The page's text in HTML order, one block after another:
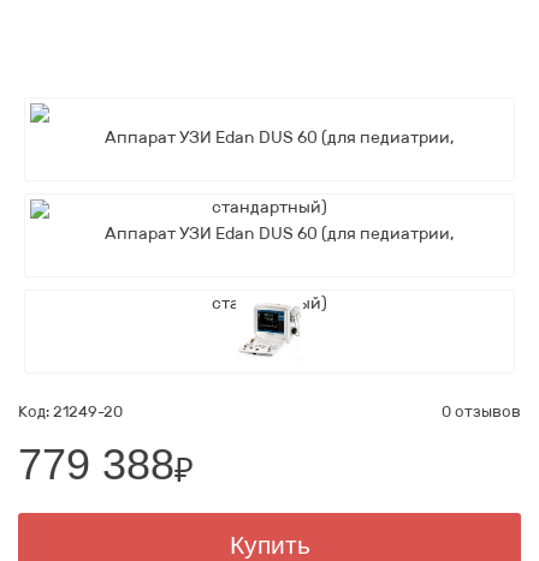
Код: 21249-20 0 отзывов
779 388₽
Купить